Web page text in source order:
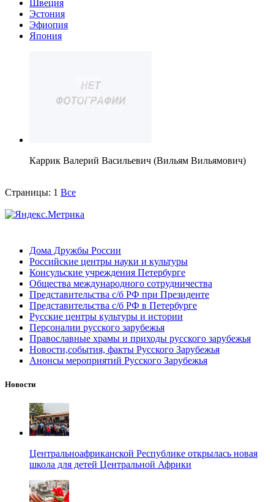
Швеция
Эстония
Эфиопия
Япония
Каррик Валерий Васильевич (Вильям Вильямович)
Страницы: 1 Все
Дома Дружбы России
Российские центры науки и культуры
Консульские учреждения Петербурге
Общества международного сотрудничества
Представительства с/б РФ при Президенте
Представительства с/б РФ в Петербурге
Русские центры культуры и истории
Персоналии русского зарубежья
Православные храмы и приходы русского зарубежья
Новости,события, факты Русского Зарубежья
Анонсы мероприятий Русского Зарубежья
Новости
Центральноафриканской Республике открылась новая
школа для детей Центральной Африки